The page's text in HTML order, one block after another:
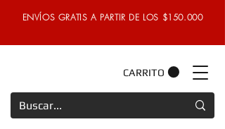
ENVÍOS GRATIS A PARTIR DE LOS $150.000
CARRITO